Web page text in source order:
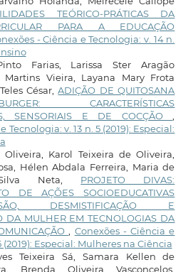
TEÓRICO-PRÁTICAS DA
PARA A EDUCAÇÃO
- Ciência e Tecnologia: v. 14 n.
Farias, Larissa Ster Aragão
Martins Vieira, Layana Mary Frota
César,ADIÇÃO DE QUITOSANA
CARACTERÍSTICAS
SENSORIAIS E DE COCÇÃO
Tecnologia: v. 13 n. 5 (2019): Especial:
Karol Teixeira de Oliveira,
Hélen Abdala Ferreira, Maria de
Neta, PROJETO DIVAS:
DE AÇÕES SOCIOEDUCATIVAS
DESMISTIFICAÇÃO E
DA MULHER EM TECNOLOGIAS DA
Conexões - Ciência e
(2019): Especial: Mulheres na Ciência
Teixeira Sá, Samara Kellen de
Brenda Oliveira Vasconcelos,